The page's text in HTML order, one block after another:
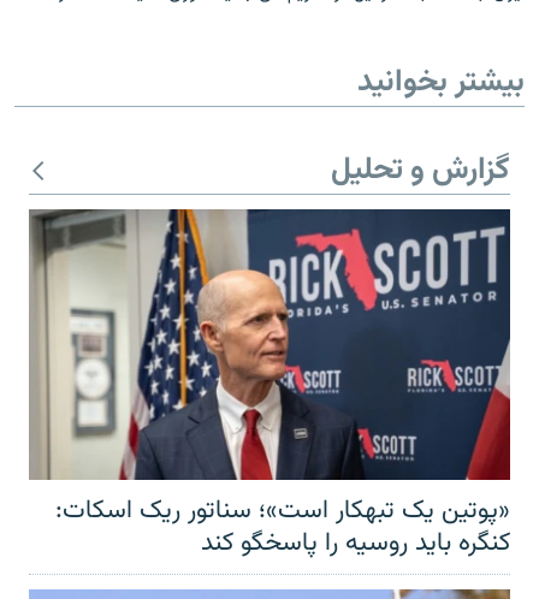
بیشتر بخوانید
گزارش و تحلیل
«پوتین یک تبهکار است»؛ سناتور ریک اسکات:
کنگره باید روسیه را پاسخگو کند